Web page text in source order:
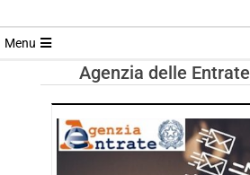
Menu
Agenzia delle Entrate